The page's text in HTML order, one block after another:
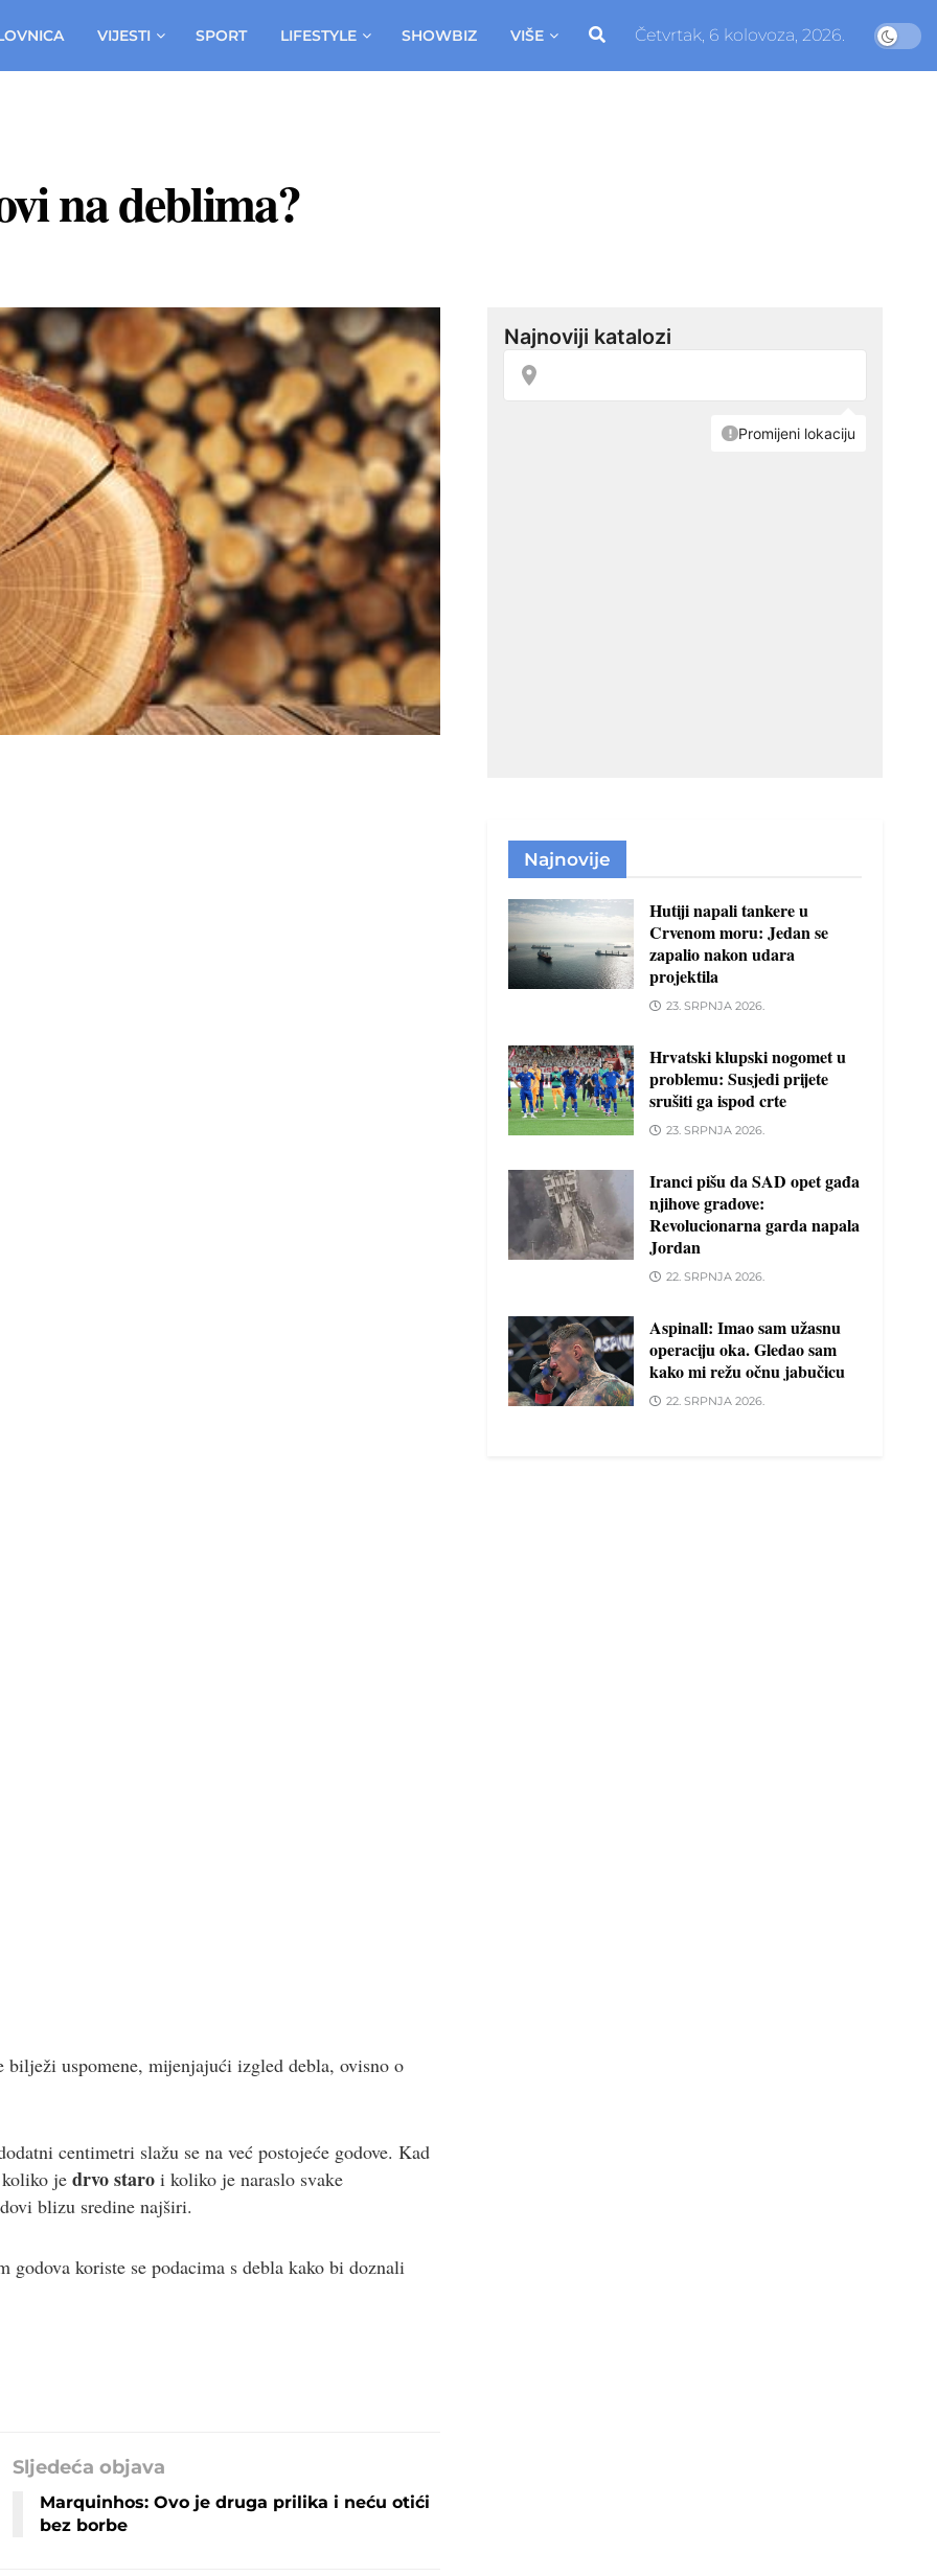
VIJESTI SPORT LIFESTYLE SHOWBIZ VIŠE Četvrtak, 6 kolovoza, 2026.
na deblima?
uspomene, mijenjajući izgled debla, ovisno o
centimetri slažu se na već postojeće godove. Kad
je drvo staro i koliko je naraslo svake
blizu sredine najširi.
godova koriste se podacima s debla kako bi doznali
Sljedeća objava
Marquinhos: Ovo je druga prilika i neću otići
bez borbe
Najnovije
Hutiji napali tankere u
Crvenom moru: Jedan se
zapalio nakon udara
projektila
23. SRPNJA 2026.
Hrvatski klupski nogomet u
problemu: Susjedi prijete
srušiti ga ispod crte
23. SRPNJA 2026.
Iranci pišu da SAD opet gađa
njihove gradove:
Revolucionarna garda napala
Jordan
22. SRPNJA 2026.
Aspinall: Imao sam užasnu
operaciju oka. Gledao sam
kako mi režu očnu jabučicu
22. SRPNJA 2026.